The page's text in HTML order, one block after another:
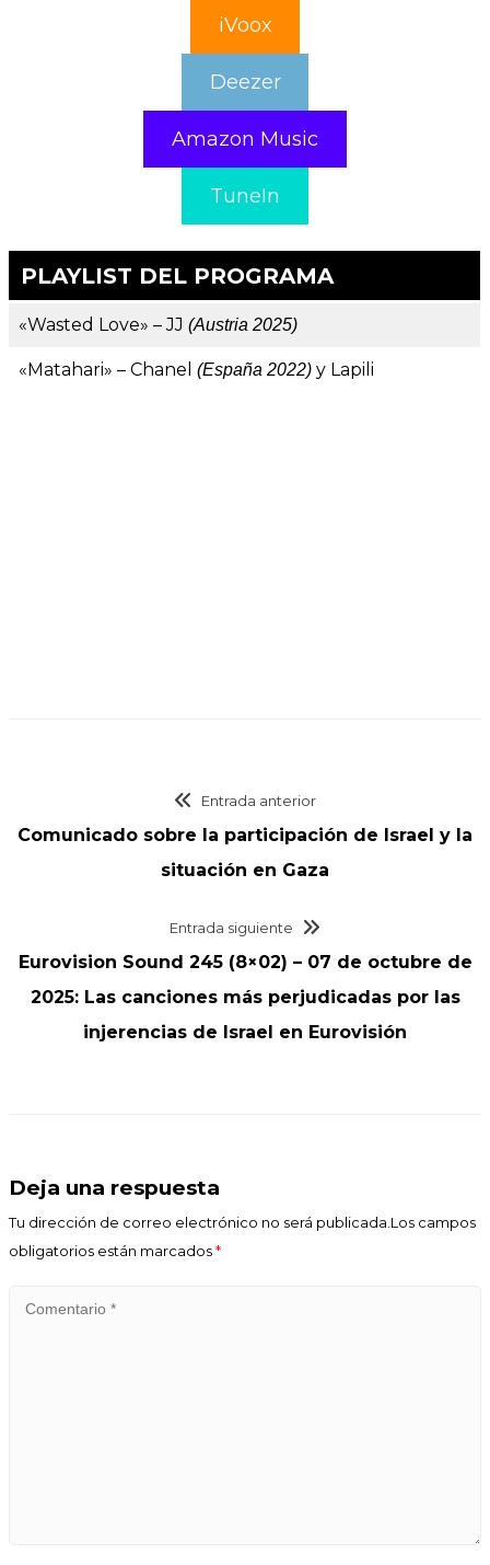
iVoox
Deezer
Amazon Music
TuneIn
PLAYLIST DEL PROGRAMA
«Wasted Love» – JJ (Austria 2025)
«Matahari» – Chanel (España 2022) y Lapili
Entrada anterior
Comunicado sobre la participación de Israel y la
situación en Gaza
Entrada siguiente
Eurovision Sound 245 (8×02) – 07 de octubre de
2025: Las canciones más perjudicadas por las
injerencias de Israel en Eurovisión
Deja una respuesta
Tu dirección de correo electrónico no será publicada.Los campos
obligatorios están marcados*